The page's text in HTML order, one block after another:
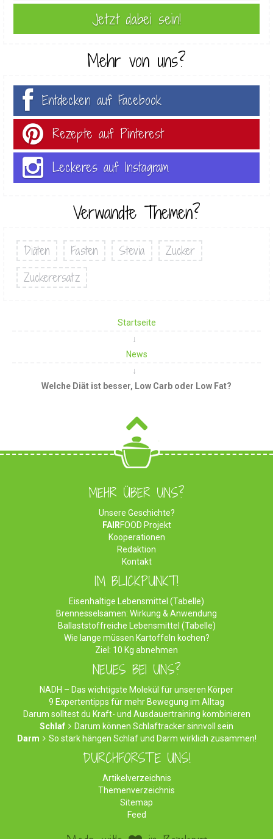
Mehr von uns?
Entdecken auf Facebook
Rezepte auf Pinterest
Leckeres auf Instagram
Verwandte Themen?
Diäten Fasten Stevia
Zucker
Zuckerersatz
Startseite
News
Welche Diät ist besser, Low Carb oder Low Fat?
MEHR ÜBER UNS?
Unsere Geschichte?
FAIRFOOD Projekt
Kooperationen
Redaktion
Kontakt
IM BLICKPUNKT!
Eisenhaltige Lebensmittel (Tabelle)
Brennesselsamen: Wirkung & Anwendung
Ballaststoffreiche Lebensmittel (Tabelle)
Wie lange müssen Kartoffeln kochen?
Ziel: 10 Kg abnehmen
NEUES BEI UNS?
NADH – Das wichtigste Molekül für unseren Körper
9 Expertentipps für mehr Bewegung im Alltag
Darum solltest du Kraft- und Ausdauertraining kombinieren
Schlaf
Darum können Schlaftracker sinnvoll sein
Darm
So stark hängen Schlaf und Darm wirklich zusammen!
DURCHFORSTE UNS!
Artikelverzeichnis
Themenverzeichnis
Sitemap
Feed